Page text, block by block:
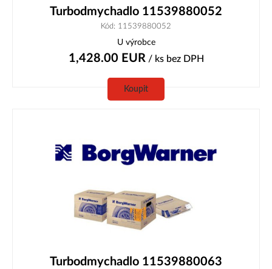
Turbodmychadlo 11539880052
Kód: 11539880052
U výrobce
1,428.00 EUR / ks bez DPH
Koupit
Turbodmychadlo 11539880063